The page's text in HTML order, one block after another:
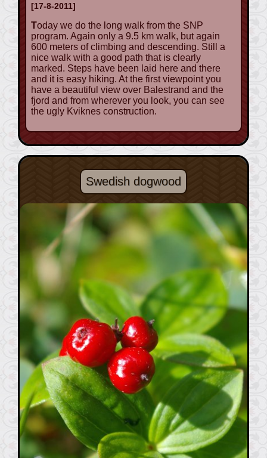
[17-8-2011]
Today we do the long walk from the SNP
program. Again only a 9.5 km walk, but again
600 meters of climbing and descending. Still a
nice walk with a good path that is clearly
marked. Steps have been laid here and there
and it is easy hiking. At the first viewpoint you
have a beautiful view over Balestrand and the
fjord and from wherever you look, you can see
the ugly Kviknes construction.
Swedish dogwood